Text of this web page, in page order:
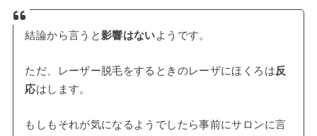
結論から言うと影響はないようです。
ただ、レーザー脱毛をするときのレーザにほくろは反
応はします。
もしもそれが気になるようでしたら事前にサロンに言